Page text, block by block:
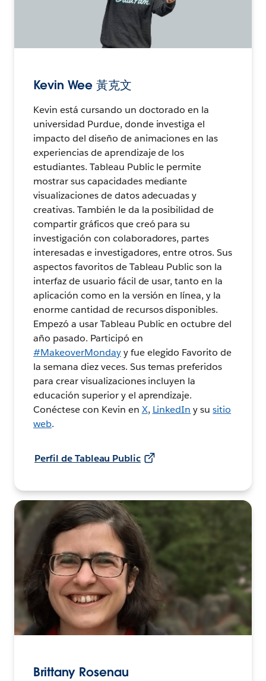
Kevin Wee 黃克文
Kevin está cursando un doctorado en la
universidad Purdue, donde investiga el
impacto del diseño de animaciones en las
experiencias de aprendizaje de los
estudiantes. Tableau Public le permite
mostrar sus capacidades mediante
visualizaciones de datos adecuadas y
creativas. También le da la posibilidad de
compartir gráficos que creó para su
investigación con colaboradores, partes
interesadas e investigadores, entre otros. Sus
aspectos favoritos de Tableau Public son la
interfaz de usuario fácil de usar, tanto en la
aplicación como en la versión en línea, y la
enorme cantidad de recursos disponibles.
Empezó a usar Tableau Public en octubre del
año pasado. Participó en
#MakeoverMondayy fue elegido Favorito de
la semana diez veces. Sus temas preferidos
para crear visualizaciones incluyen la
educación superior y el aprendizaje.
Conéctese con Kevin en X, LinkedIn y susitio
web.
Perfil de Tableau Public
Brittany Rosenau